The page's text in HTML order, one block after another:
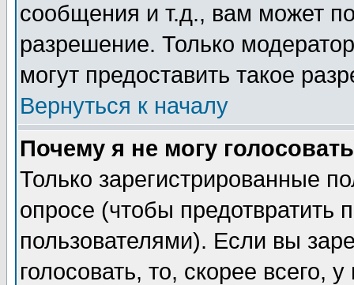
сообщения и т.д., вам может
разрешение. Только
могут предоставить такое
Вернуться к началу
Почему я не могу
Только зарегистрированные
опросе (чтобы предотвратить
пользователями). Если вы
голосовать, то, скорее всего,